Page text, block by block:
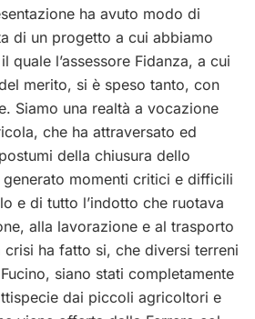
ha avuto modo di
di un progetto a cui abbiamo
quale l’assessore Fidanza, a cui
merito, si è speso tanto, con
Siamo una realtà a vocazione
che ha attraversato ed
della chiusura dello
momenti critici e difficili
e di tutto l’indotto che ruotava
alla lavorazione e al trasporto
crisi ha fatto si, che diversi terreni
siano stati completamente
dai piccoli agricoltori e